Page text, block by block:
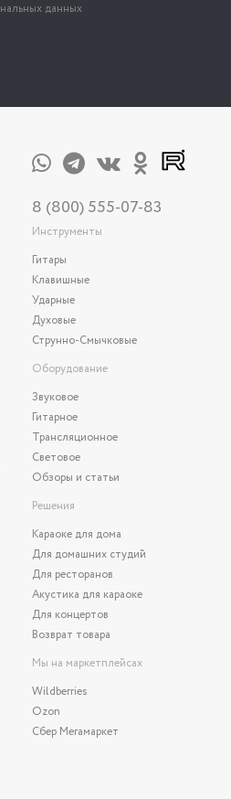
данных
8 (800) 555-07-83
Инструменты
Гитары
Клавишные
Ударные
Духовые
Струнно-Смычковые
Оборудование
Звуковое
Гитарное
Трансляционное
Световое
Обзоры и статьи
Решения
Караоке для дома
Для домашних студий
Для ресторанов
Акустика для караоке
Для концертов
Возврат товара
Мы на маркетплейсах
Wildberries
Ozon
Сбер Мегамаркет